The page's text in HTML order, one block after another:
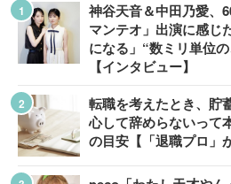
神谷天音＆中田乃愛、
マンテオ」出演に感じ
になる」“数ミリ単位
【インタビュー】
転職を考えたとき、貯
心して辞めらないって
の目安【「退職プロ」